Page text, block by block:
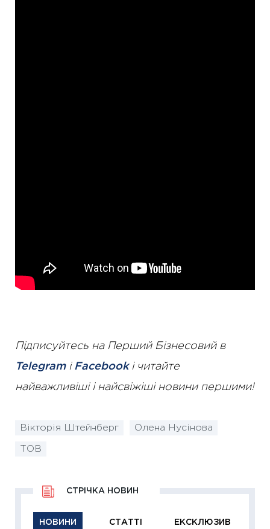
Підписуйтесь на Перший Бізнесовий в
Telegramі Facebookі читайте
найважливіші і найсвіжіші новини першими!
Вікторія Штейнберг Олена Нусінова
ТОВ
НОВИНИ СТАТТІ ЕКСКЛЮЗИВ
СТРІЧКА НОВИН